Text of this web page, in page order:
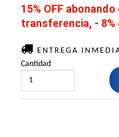
15% OFF
transferencia, - 8%
ENTREGA
Cantidad